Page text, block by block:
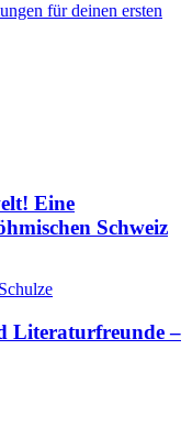
für deinen ersten
Eine
Schweiz
Literaturfreunde –